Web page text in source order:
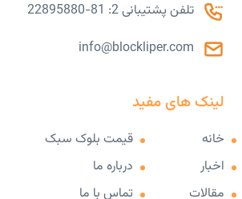
تلفن پشتیبانی 2: 81-22895880
info@blockliper.com
لینک های مفید
خانه
اخبار
مقالات
قیمت بلوک سبک
درباره ما
تماس با ما